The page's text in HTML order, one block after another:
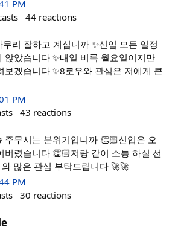
PM
44 reactions
리 잘하고 계십니까 ✨신입 모든 일정
앉았습니다 ✨내일 비록 월요일이지만
보겠습니다 ✨8로우와 관심은 저에게 큰
PM
43 reactions
주무시는 분위기입니까 👏🏻신입은 오
버렸습니다 👏🏻저랑 같이 소통 하실 선
많은 관심 부탁드립니다 🚀🚀
PM
30 reactions